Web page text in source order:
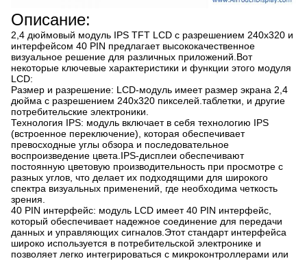
Описание:
2,4 дюймовый модуль IPS TFT LCD с разрешением 240x320 и
интерфейсом 40 PIN предлагает высококачественное
визуальное решение для различных приложений.Вот
некоторые ключевые характеристики и функции этого модуля
LCD:
Размер и разрешение: LCD-модуль имеет размер экрана 2,4
дюйма с разрешением 240x320 пикселей.таблетки, и другие
потребительские электроники.
Технология IPS: модуль включает в себя технологию IPS
(встроенное переключение), которая обеспечивает
превосходные углы обзора и последовательное
воспроизведение цвета.IPS-дисплеи обеспечивают
постоянную цветовую производительность при просмотре с
разных углов, что делает их подходящими для широкого
спектра визуальных применений, где необходима четкость
зрения.
40 PIN интерфейс: модуль LCD имеет 40 PIN интерфейс,
который обеспечивает надежное соединение для передачи
данных и управляющих сигналов.Этот стандарт интерфейса
широко используется в потребительской электронике и
позволяет легко интегрироваться с микроконтроллерами или